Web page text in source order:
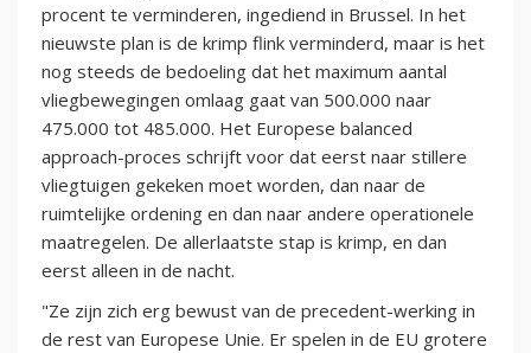
procent te verminderen, ingediend in Brussel. In het
nieuwste plan is de krimp flink verminderd, maar is het
nog steeds de bedoeling dat het maximum aantal
vliegbewegingen omlaag gaat van 500.000 naar
475.000 tot 485.000. Het Europese balanced
approach-proces schrijft voor dat eerst naar stillere
vliegtuigen gekeken moet worden, dan naar de
ruimtelijke ordening en dan naar andere operationele
maatregelen. De allerlaatste stap is krimp, en dan
eerst alleen in de nacht.
"Ze zijn zich erg bewust van de precedent-werking in
de rest van Europese Unie. Er spelen in de EU grotere